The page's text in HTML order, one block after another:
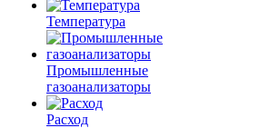
Температура
Промышленные
газоанализаторы
Расход